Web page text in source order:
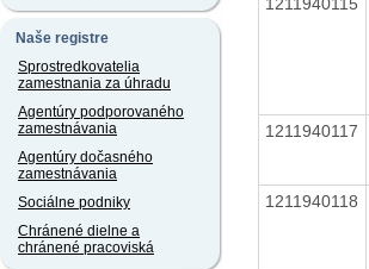
Naše registre
Sprostredkovatelia
zamestnania za úhradu
Agentúry podporovaného
zamestnávania
Agentúry dočasného
zamestnávania
Sociálne podniky
Chránené dielne a
chránené pracoviská
1211940117
1211940118